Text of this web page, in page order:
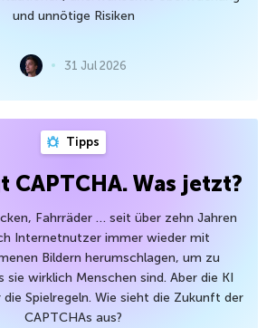
und unnötige Risiken
31 Jul 2026
Tipps
CAPTCHA. Was jetzt?
Fahrräder … seit über zehn Jahren
Internetnutzer immer wieder mit
Bildern herumschlagen, um zu
sie wirklich Menschen sind. Aber die KI
Spielregeln. Wie sieht die Zukunft der
CAPTCHAs aus?